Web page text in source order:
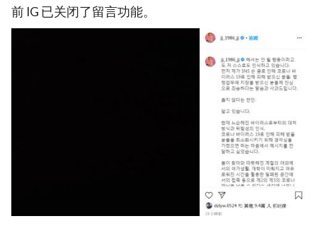
前 IG 已关闭了留言功能。